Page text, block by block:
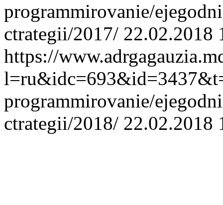
programmirovanie/
ctrategii/2017/ 22.02.2018
https://
programmirovanie/
ctrategii/2018/ 22.02.2018